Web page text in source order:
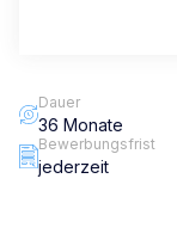
Dauer
36 Monate
Bewerbungsfrist
jederzeit